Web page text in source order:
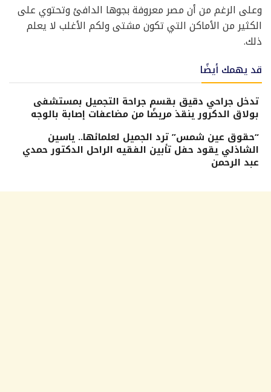
وعلى الرغم من أن مصر معروفة بجوها الدافئ وتحتوي على
الكثير من الأماكن التي تكون مشتى ولكم الأغلب لا يعلم
ذلك.
قد يهمك أيضًا
تدخل جراحي دقيق بقسم جراحة التجميل بمستشفى
بولاق الدكرور ينقذ مريضًا من مضاعفات إصابة بالوجه
“حقوق عين شمس” ترد الجميل لعلمائها.. ياسين
الشاذلي يقود حفل تأبين الفقيه الراحل الدكتور حمدي
عبد الرحمن